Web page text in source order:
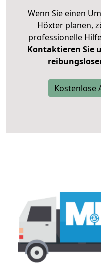
Wenn Sie einen
Höxter planen,
professionelle
Kontaktieren Sie
Kostenlose